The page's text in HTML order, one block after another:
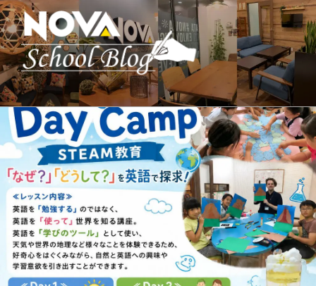
コ
ン
テ
ン
ツ
へ
ス
キ
ッ
プ
駅前留学NOVA【公式】スクールブロ
グ
英会話スクール・英会話教室